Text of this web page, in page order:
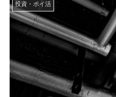
投資・ポイ活